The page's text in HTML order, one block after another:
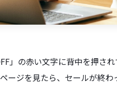
」の赤い文字に背中を押さ
ージを見たら、セールが終